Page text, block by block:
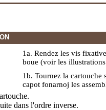
1a. Rendez les vis
boue (voir les
1b. Tournez la
capot fonarnoj les
dans l'ordre inverse.